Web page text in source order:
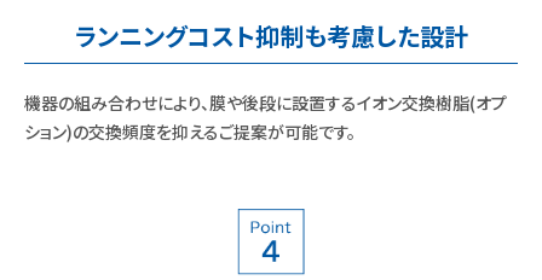
ランニングコスト抑制も考慮した設計
機器の組み合わせにより、膜や後段に設置するイオン交換樹脂(オプ
ション)の交換頻度を抑えるご提案が可能です。